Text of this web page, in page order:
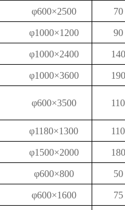
φ600×2500 70
φ1000×1200 90
φ1000×2400 140
φ1000×3600 190
φ600×3500 110
φ1180×1300 110
φ1500×2000 180
φ600×800 50
φ600×1600 75